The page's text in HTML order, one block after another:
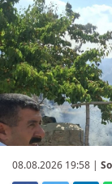
08.08.2026 19:58 |